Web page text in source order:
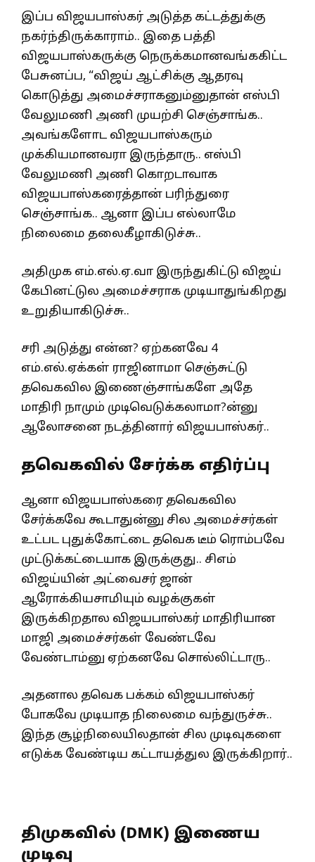
இப்ப விஜயபாஸ்கர் அடுத்த கட்டத்துக்கு
நகர்ந்திருக்காராம்.. இதை பத்தி
விஜயபாஸ்கருக்கு நெருக்கமானவங்ககிட்ட
பேசுனப்ப, “விஜய் ஆட்சிக்கு ஆதரவு
கொடுத்து அமைச்சராகனும்னுதான் எஸ்பி
வேலுமணி அணி முயற்சி செஞ்சாங்க..
அவங்களோட விஜயபாஸ்கரும்
முக்கியமானவரா இருந்தாரு.. எஸ்பி
வேலுமணி அணி கொறடாவாக
விஜயபாஸ்கரைத்தான் பரிந்துரை
செஞ்சாங்க.. ஆனா இப்ப எல்லாமே
நிலைமை தலைகீழாகிடுச்சு..
அதிமுக எம்.எல்.ஏ.வா இருந்துகிட்டு விஜய்
கேபினட்டுல அமைச்சராக முடியாதுங்கிறது
உறுதியாகிடுச்சு..
சரி அடுத்து என்ன? ஏற்கனவே 4
எம்.எல்.ஏக்கள் ராஜினாமா செஞ்சுட்டு
தவெகவில இணைஞ்சாங்களே அதே
மாதிரி நாமும் முடிவெடுக்கலாமா?ன்னு
ஆலோசனை நடத்தினார் விஜயபாஸ்கர்..
தவெகவில் சேர்க்க எதிர்ப்பு
ஆனா விஜயபாஸ்கரை தவெகவில
சேர்க்கவே கூடாதுன்னு சில அமைச்சர்கள்
உட்பட புதுக்கோட்டை தவெக டீம் ரொம்பவே
முட்டுக்கட்டையாக இருக்குது.. சிஎம்
விஜய்யின் அட்வைசர் ஜான்
ஆரோக்கியசாமியும் வழக்குகள்
இருக்கிறதால விஜயபாஸ்கர் மாதிரியான
மாஜி அமைச்சர்கள் வேண்டவே
வேண்டாம்னு ஏற்கனவே சொல்லிட்டாரு..
அதனால தவெக பக்கம் விஜயபாஸ்கர்
போகவே முடியாத நிலைமை வந்துருச்சு..
இந்த சூழ்நிலையிலதான் சில முடிவுகளை
எடுக்க வேண்டிய கட்டாயத்துல இருக்கிறார்..
திமுகவில் (DMK) இணைய
முடிவு